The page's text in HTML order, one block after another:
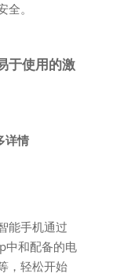
。
于使用的激
详情
能手机通过
中和配备的电
，轻松开始